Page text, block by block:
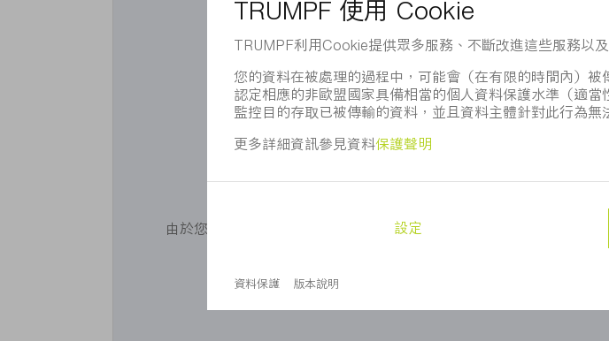
您想使用Google地圖嗎？
由於您未同意我們使用Cookie，無法向您顯示Google地圖。請調整您的